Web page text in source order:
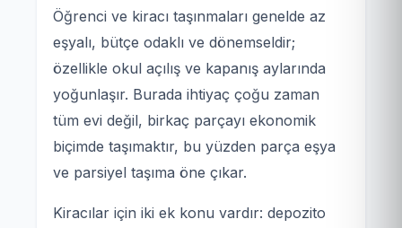
Öğrenci ve kiracı taşınmaları genelde az
eşyalı, bütçe odaklı ve dönemseldir;
özellikle okul açılış ve kapanış aylarında
yoğunlaşır. Burada ihtiyaç çoğu zaman
tüm evi değil, birkaç parçayı ekonomik
biçimde taşımaktır, bu yüzden parça eşya
ve parsiyel taşıma öne çıkar.
Kiracılar için iki ek konu vardır: depozito